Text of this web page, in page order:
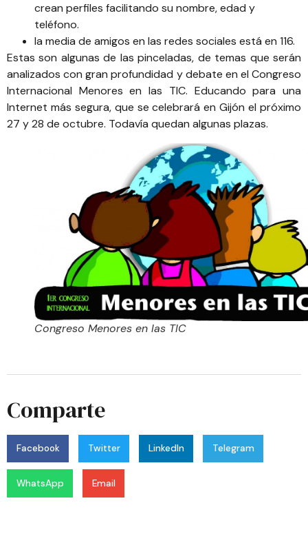
crean perfiles facilitando su nombre, edad y
teléfono.
la media de amigos en las redes sociales está en 116.
Estas son algunas de las pinceladas, de temas que serán
analizados con gran profundidad y debate en el Congreso
Internacional Menores en las TIC. Educando para una
Internet más segura, que se celebrará en Gijón el próximo
27 y 28 de octubre. Todavía quedan algunas plazas.
Congreso Menores en las TIC
Comparte
Facebook Twitter LinkedIn Telegram
WhatsApp Email